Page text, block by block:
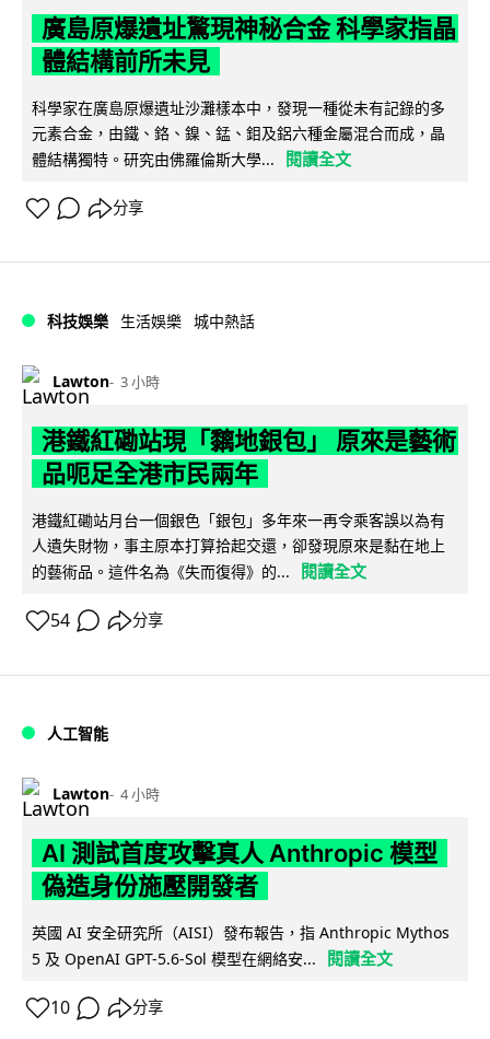
廣島原爆遺址驚現神秘合金 科學家指晶
體結構前所未見
科學家在廣島原爆遺址沙灘樣本中，發現一種從未有記錄的多
元素合金，由鐵、鉻、鎳、錳、鉬及鋁六種金屬混合而成，晶
體結構獨特。研究由佛羅倫斯大學...
閱讀全文
分享
科技娛樂 生活娛樂 城中熱話
Lawton 3 小時
港鐵紅磡站現「黐地銀包」 原來是藝術
品呃足全港市民兩年
港鐵紅磡站月台一個銀色「銀包」多年來一再令乘客誤以為有
人遺失財物，事主原本打算拾起交還，卻發現原來是黏在地上
的藝術品。這件名為《失而復得》的...
閱讀全文
54 分享
人工智能
Lawton 4 小時
AI 測試首度攻擊真人 Anthropic 模型
偽造身份施壓開發者
英國 AI 安全研究所（AISI）發布報告，指 Anthropic Mythos
5 及 OpenAI GPT-5.6-Sol 模型在網絡安...
閱讀全文
10 分享